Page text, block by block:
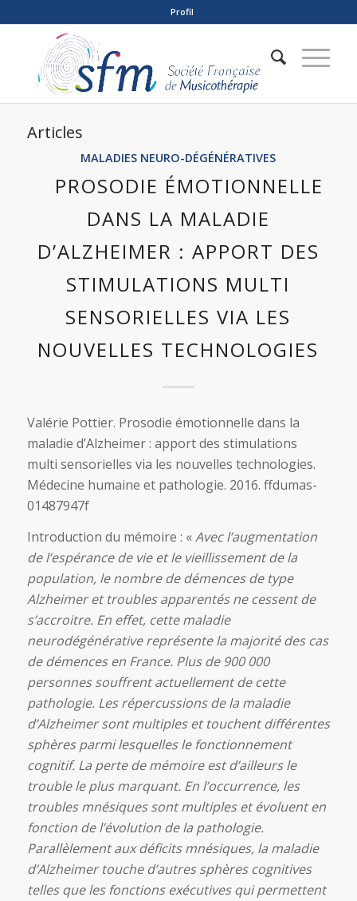
Profil
Articles
MALADIES NEURO-DÉGÉNÉRATIVES
PROSODIE ÉMOTIONNELLE
DANS LA MALADIE
D’ALZHEIMER : APPORT DES
STIMULATIONS MULTI
SENSORIELLES VIA LES
NOUVELLES TECHNOLOGIES
Valérie Pottier. Prosodie émotionnelle dans la
maladie d’Alzheimer : apport des stimulations
multi sensorielles via les nouvelles technologies.
Médecine humaine et pathologie. 2016. ffdumas-
01487947f
Introduction du mémoire : «Avec l’augmentation
de l’espérance de vie et le vieillissement de la
population, le nombre de démences de type
Alzheimer et troubles apparentés ne cessent de
s’accroitre. En effet, cette maladie
neurodégénérative représente la majorité des cas
de démences en France. Plus de 900 000
personnes souffrent actuellement de cette
pathologie. Les répercussions de la maladie
d’Alzheimer sont multiples et touchent différentes
sphères parmi lesquelles le fonctionnement
cognitif. La perte de mémoire est d’ailleurs le
trouble le plus marquant. En l’occurrence, les
troubles mnésiques sont multiples et évoluent en
fonction de l’évolution de la pathologie.
Parallèlement aux déficits mnésiques, la maladie
d’Alzheimer touche d’autres sphères cognitives
telles que les fonctions exécutives qui permettent